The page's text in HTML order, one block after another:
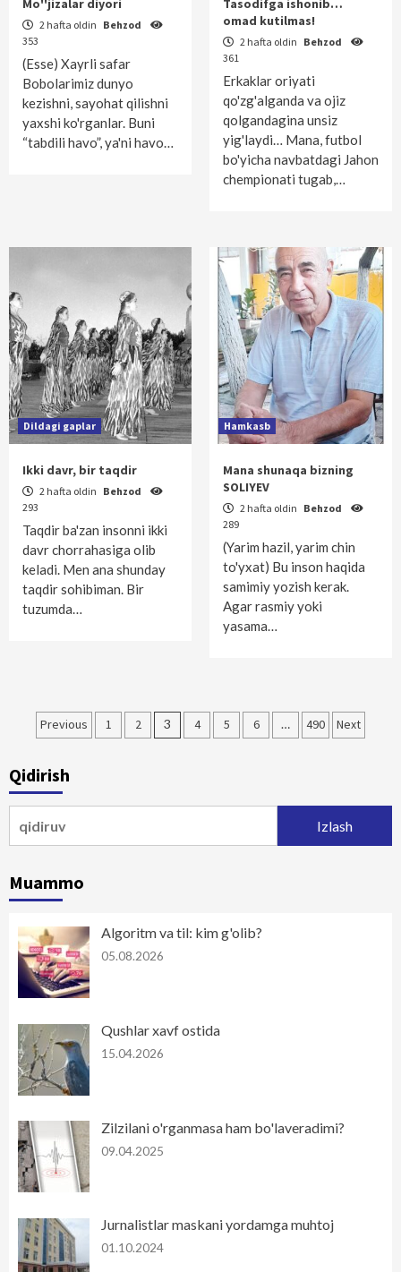
Mo''jizalar diyori
2 hafta oldin Behzod
353
(Esse) Xayrli safar
Bobolarimiz dunyo
kezishni, sayohat qilishni
yaxshi ko'rganlar. Buni
“tabdili havo”, ya'ni havo…
Tasodifga ishonib…
omad kutilmas!
2 hafta oldin Behzod
361
Erkaklar oriyati
qo'zg'alganda va ojiz
qolgandagina unsiz
yig'laydi… Mana, futbol
bo'yicha navbatdagi Jahon
chempionati tugab,…
Dildagi gaplar
Ikki davr, bir taqdir
2 hafta oldin Behzod
293
Taqdir ba'zan insonni ikki
davr chorrahasiga olib
keladi. Men ana shunday
taqdir sohibiman. Bir
tuzumda…
Hamkasb
Mana shunaqa bizning
SOLIYEV
2 hafta oldin Behzod
289
(Yarim hazil, yarim chin
to'yxat) Bu inson haqida
samimiy yozish kerak.
Agar rasmiy yoki
yasama…
Maqolalar
harakatlanish
Previous 1 2 3 4 5 6 … 490 Next
Qidirish
Muammo
Algoritm va til: kim g'olib?
05.08.2026
Qushlar xavf ostida
15.04.2026
Zilzilani o'rganmasa ham bo'laveradimi?
09.04.2025
Jurnalistlar maskani yordamga muhtoj
01.10.2024